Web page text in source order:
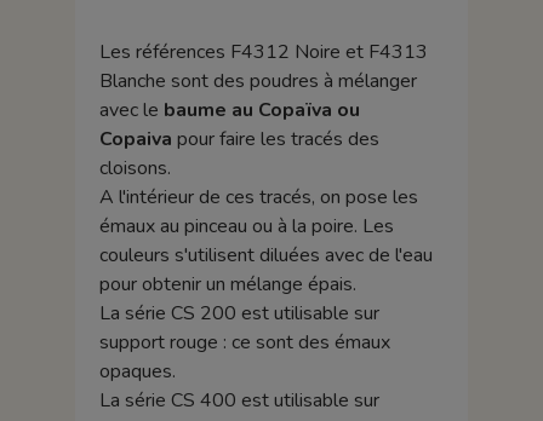
Les références F4312 Noire et F4313
Blanche sont des poudres à mélanger
avec le baume au Copaïva ou
Copaiva pour faire les tracés des
cloisons.
A l'intérieur de ces tracés, on pose les
émaux au pinceau ou à la poire. Les
couleurs s'utilisent diluées avec de l'eau
pour obtenir un mélange épais.
La série CS 200 est utilisable sur
support rouge : ce sont des émaux
opaques.
La série CS 400 est utilisable sur